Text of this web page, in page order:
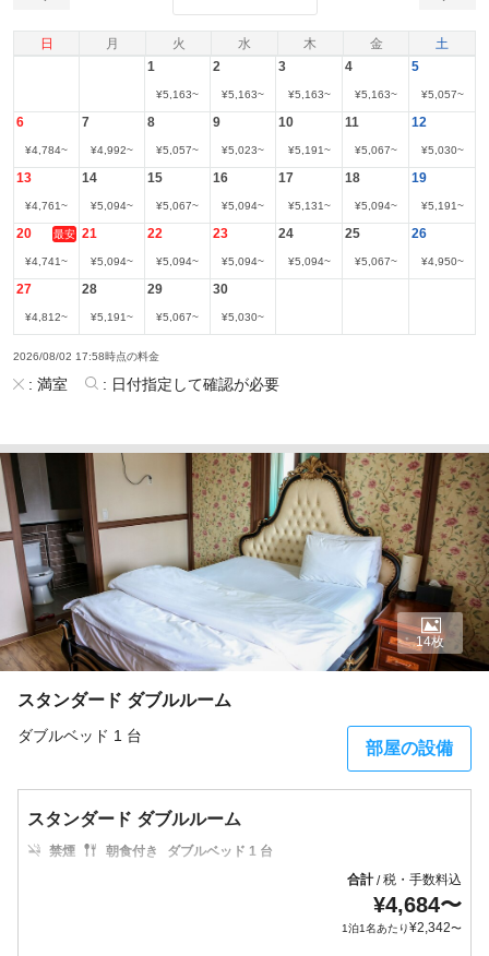
日 月 火 水 木 金 土
1
¥5,163~
2
¥5,163~
3
¥5,163~
4
¥5,163~
5
¥5,057~
6
¥4,784~
7
¥4,992~
8
¥5,057~
9
¥5,023~
10
¥5,191~
11
¥5,067~
12
¥5,030~
13
¥4,761~
14
¥5,094~
15
¥5,067~
16
¥5,094~
17
¥5,131~
18
¥5,094~
19
¥5,191~
20 最安
¥4,741~
21
¥5,094~
22
¥5,094~
23
¥5,094~
24
¥5,094~
25
¥5,067~
26
¥4,950~
27
¥4,812~
28
¥5,191~
29
¥5,067~
30
¥5,030~
2026/08/02 17:58時点の料金
: 満室 : 日付指定して確認が必要
スタンダード ダブルルーム
ダブルベッド 1 台
部屋の設備
14枚
スタンダード ダブルルーム
禁煙 朝食付き
ダブルベッド 1 台
合計/税・手数料込
¥4,684〜
1泊1名あたり¥2,342〜